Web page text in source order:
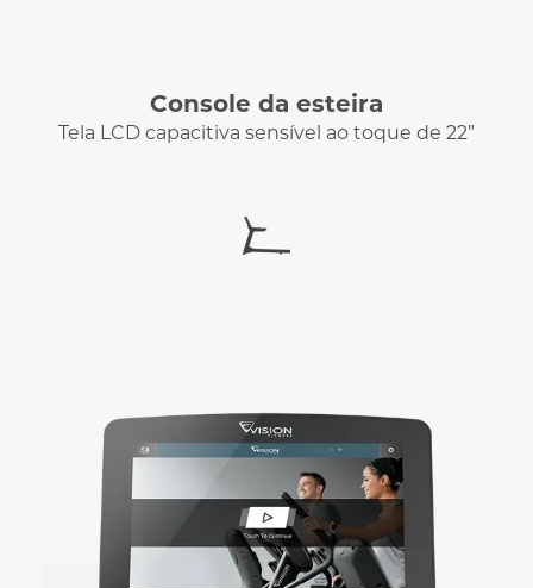
Console da esteira
Tela LCD capacitiva sensível ao toque de 22”